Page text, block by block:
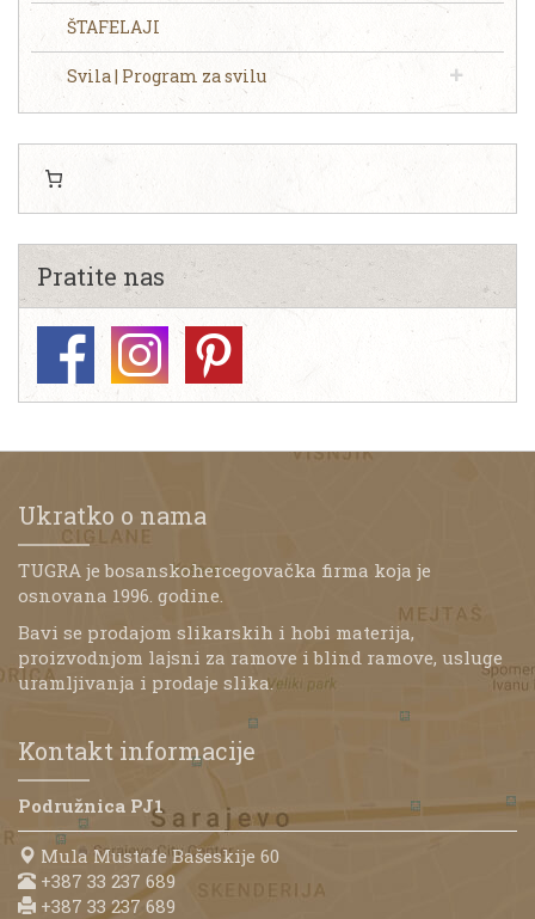
ŠTAFELAJI
Svila | Program za svilu
Pratite nas
Ukratko o nama
TUGRA je bosanskohercegovačka firma koja je
osnovana 1996. godine.
Bavi se prodajom slikarskih i hobi materija,
proizvodnjom lajsni za ramove i blind ramove, usluge
uramljivanja i prodaje slika.
Kontakt informacije
Podružnica PJ1
Mula Mustafe Bašeskije 60
+387 33 237 689
+387 33 237 689